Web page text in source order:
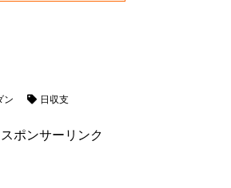
ン 日収支
スポンサーリンク